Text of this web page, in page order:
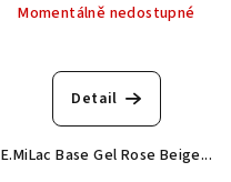
Momentálně nedostupné
Detail
E.MiLac Base Gel Rose Beige...